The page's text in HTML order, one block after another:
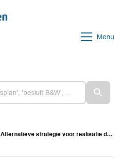
Menu
Alternatieve strategie voor realisatie duurzaamheidsopgave